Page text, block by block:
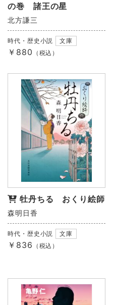
の巻 諸王の星
北方謙三
時代・歴史小説 文庫
￥880 （税込）
牡丹ちる おくり絵師
森明日香
時代・歴史小説 文庫
￥836 （税込）